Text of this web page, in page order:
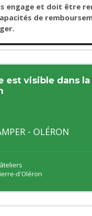
engage et doit être
de
est visible dans la
- OLÉRON
d'Oléron